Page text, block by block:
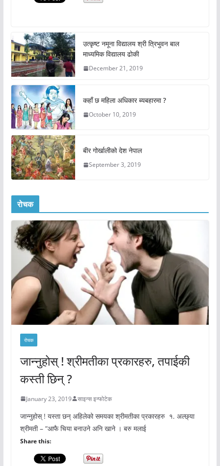
उत्कृष्ट नमूना विद्यालय श्री त्रिभुवन बाल
माध्यमिक विद्यालय ढोकी
December 21, 2019
कहाँ छ महिला अधिकार ब्यबहारमा ?
October 10, 2019
बीर गोर्खालीको देश नेपाल
September 3, 2019
रोचक
रोचक
जान्नुहोस् ! श्रीमतीका प्रकारहरु, तपाईकी
कस्ती छिन् ?
January 23, 2019 साइन्स इन्फोटेक
जान्नुहोस् ! यस्ता छन् अहिलेको समयका श्रीमतीका प्रकारहरु १. अल्छ्या
श्रीमती – “आफै चिया बनाउने अनि खाने । बरु मलाई
Share this: